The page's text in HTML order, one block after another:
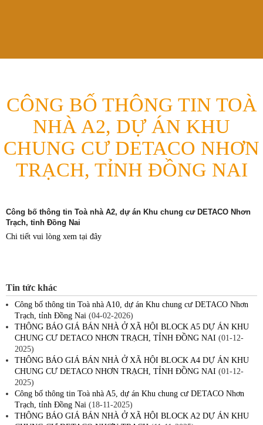
CÔNG BỐ THÔNG TIN TOÀ
NHÀ A2, DỰ ÁN KHU
CHUNG CƯ DETACO NHƠN
TRẠCH, TỈNH ĐỒNG NAI
Công bố thông tin Toà nhà A2, dự án Khu chung cư DETACO Nhơn
Trạch, tỉnh Đồng Nai
Chi tiết vui lòng xem tại đây
Tin tức khác
Công bố thông tin Toà nhà A10, dự án Khu chung cư DETACO Nhơn
Trạch, tỉnh Đồng Nai (04-02-2026)
THÔNG BÁO GIÁ BÁN NHÀ Ở XÃ HỘI BLOCK A5 DỰ ÁN KHU
CHUNG CƯ DETACO NHƠN TRẠCH, TỈNH ĐỒNG NAI (01-12-
2025)
THÔNG BÁO GIÁ BÁN NHÀ Ở XÃ HỘI BLOCK A4 DỰ ÁN KHU
CHUNG CƯ DETACO NHƠN TRẠCH, TỈNH ĐỒNG NAI (01-12-
2025)
Công bố thông tin Toà nhà A5, dự án Khu chung cư DETACO Nhơn
Trạch, tỉnh Đồng Nai (18-11-2025)
THÔNG BÁO GIÁ BÁN NHÀ Ở XÃ HỘI BLOCK A2 DỰ ÁN KHU